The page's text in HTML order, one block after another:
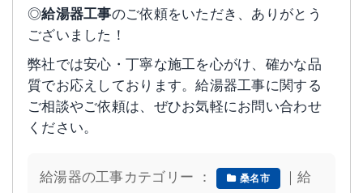
◎給湯器工事のご依頼をいただき、ありがとう
ございました！
弊社では安心・丁寧な施工を心がけ、確かな品
質でお応えしております。給湯器工事に関する
ご相談やご依頼は、ぜひお気軽にお問い合わせ
ください。
給湯器の工事カテゴリー ： 桑名市
｜給